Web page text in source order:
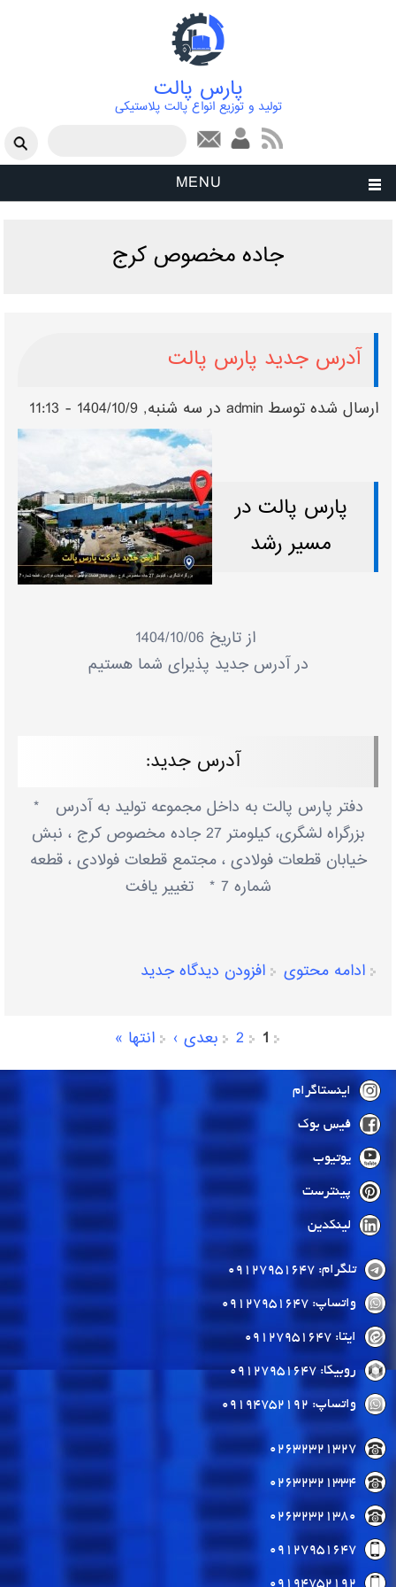
پارس پالت
تولید و توزیع انواع پالت پلاستیکی
فرم جستجو
MENU
جاده مخصوص کرج
آدرس جدید پارس پالت
ارسال شده توسطadmin در سه شنبه, 1404/10/9 - 11:13
پارس پالت در
مسیر رشد
از تاریخ 1404/10/06
در آدرس جدید پذیرای شما هستیم
آدرس جدید:
دفتر پارس پالت به داخل مجموعه تولید به آدرس *
بزرگراه لشگری، کیلومتر 27 جاده مخصوص کرج ، نبش
خیابان قطعات فولادی ، مجتمع قطعات فولادی ، قطعه
شماره 7 * تغییر یافت
ادامه محتوی افزودن دیدگاه جدید
صفحه‌ها
1
2 بعدی › انتها »
اینستاگرام
فیس بوک
یوتیوب
پینترست
لینکدین
تلگرام: 09127951647
واتساپ: 09127951647
ایتا: 09127951647
روبیکا: 09127951647
واتساپ: 09194752192
02632321327
02632321334
02632321380
09127951647
09194752192